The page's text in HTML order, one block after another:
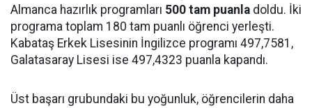
Almanca hazırlık programları 500 tam puanla doldu. İki
programa toplam 180 tam puanlı öğrenci yerleşti.
Kabataş Erkek Lisesinin İngilizce programı 497,7581,
Galatasaray Lisesi ise 497,4323 puanla kapandı.
Üst başarı grubundaki bu yoğunluk, öğrencilerin daha